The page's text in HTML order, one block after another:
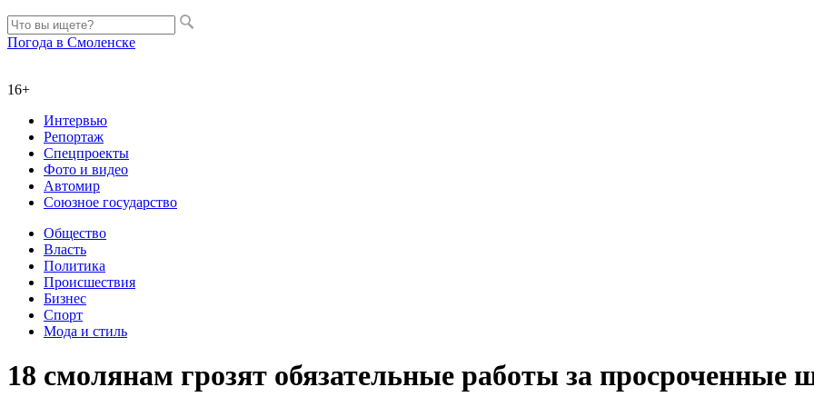
Погода в Смоленске
16+
Интервью
Репортаж
Спецпроекты
Фото и видео
Автомир
Союзное государство
Общество
Власть
Политика
Происшествия
Бизнес
Спорт
Мода и стиль
18 смолянам грозят обязательные работы за просроченные